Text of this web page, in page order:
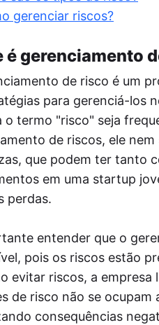
gerenciar riscos?
é gerenciamento
de risco é um
para gerenciá-los
o termo "risco" seja
de riscos, ele
que podem ter tanto
em uma startup
perdas.
entender que o
pois os riscos estão
evitar riscos, a
de risco não se ocupam
consequências